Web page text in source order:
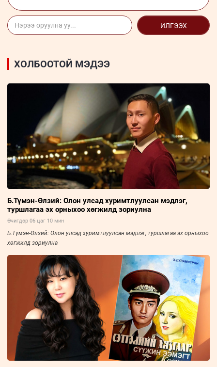
ИЛГЭЭХ
ХОЛБООТОЙ МЭДЭЭ
Б.Түмэн-Өлзий: Олон улсад хуримтлуулсан мэдлэг,
туршлагаа эх орныхоо хөгжилд зориулна
Өчигдөр 06 цаг 10 мин
Б.Түмэн-Өлзий: Олон улсад хуримтлуулсан мэдлэг, туршлагаа эх орныхоо
хөгжилд зориулна